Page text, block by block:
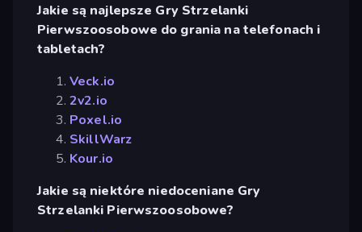
Jakie są najlepsze Gry Strzelanki
Pierwszoosobowe do grania na telefonach i
tabletach?
Veck.io
2v2.io
Poxel.io
SkillWarz
Kour.io
Jakie są niektóre niedoceniane Gry
Strzelanki Pierwszoosobowe?